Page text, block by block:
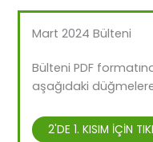
Mart 2024 Bülteni
Bülteni PDF
aşağıdaki düğmelere
2'DE 1. KISIM İÇİN